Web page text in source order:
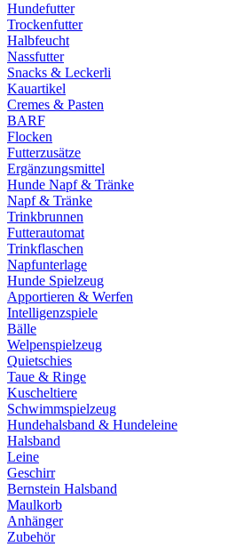
Hundefutter
Trockenfutter
Halbfeucht
Nassfutter
Snacks & Leckerli
Kauartikel
Cremes & Pasten
BARF
Flocken
Futterzusätze
Ergänzungsmittel
Hunde Napf & Tränke
Napf & Tränke
Trinkbrunnen
Futterautomat
Trinkflaschen
Napfunterlage
Hunde Spielzeug
Apportieren & Werfen
Intelligenzspiele
Bälle
Welpenspielzeug
Quietschies
Taue & Ringe
Kuscheltiere
Schwimmspielzeug
Hundehalsband & Hundeleine
Halsband
Leine
Geschirr
Bernstein Halsband
Maulkorb
Anhänger
Zubehör